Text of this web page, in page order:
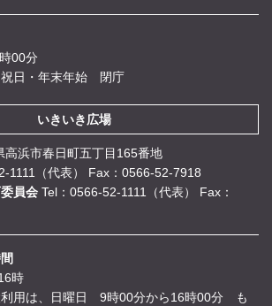
00分
日・年末年始 閉庁
いきいき広場
浜市春日町五丁目165番地
1111（代表）
Fax：0566-52-7918
員会 Tel：0566-52-1111（代表）
Fax：
時
利用は、日曜日 9時00分から16時00分 も